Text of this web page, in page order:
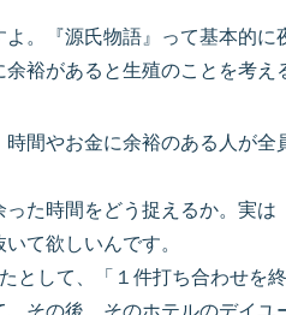
よ。『源氏物語』って基本的に
裕があると生殖のことを考え
間やお金に余裕のある人が
た時間をどう捉えるか。実
て欲しいんです。
として、「１件打ち合わせを
その後、そのホテルのデイ